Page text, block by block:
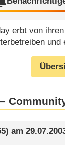
erbt von
am